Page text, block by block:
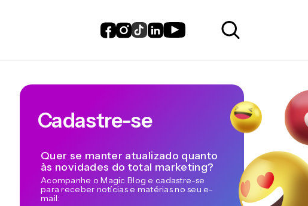
Cadastre-se
Quer se manter atualizado quanto
às novidades do total marketing?
Acompanhe o Magic Blog e cadastre-se
para receber notícias e matérias no seu e-
mail: